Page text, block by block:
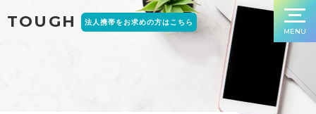
TOUGH 法人携帯をお求めの方はこちら
MENU